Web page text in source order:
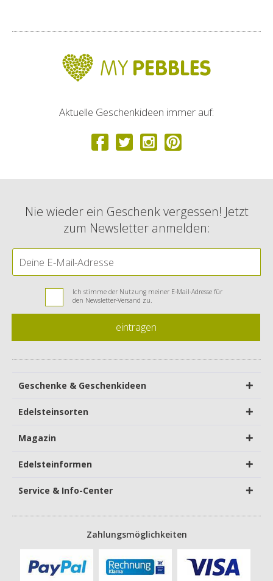
Aktuelle Geschenkideen immer auf:
Nie wieder ein Geschenk vergessen! Jetzt
zum Newsletter anmelden:
Ich stimme der Nutzung meiner E-Mail-Adresse für
den Newsletter-Versand zu.
eintragen
Geschenke & Geschenkideen
Edelsteinsorten
Magazin
Edelsteinformen
Service & Info-Center
Zahlungsmöglichkeiten